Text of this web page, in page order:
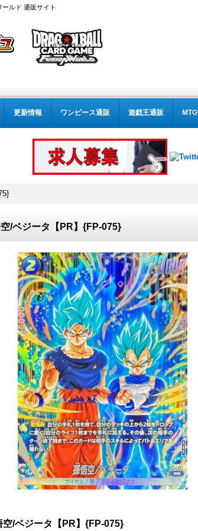
ルド 通販サイト
更新情報 ワンピース通販 遊戯王通販
/ベジータ【PR】{FP-075}
空/ベジータ【PR】{FP-075}